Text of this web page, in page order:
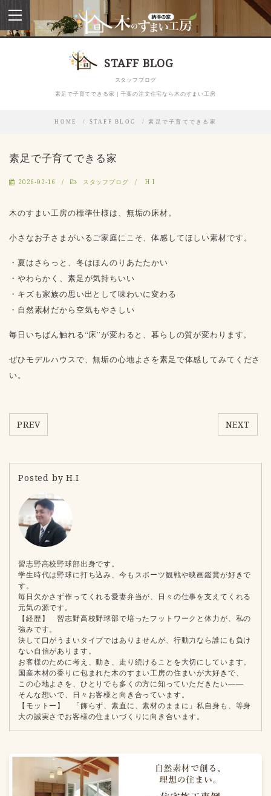
toggle
navigation
STAFF BLOG
スタッフブログ
素足で子育てできる家｜千葉の注文住宅なら木のすまい工房
HOME STAFF BLOG 素足で子育てできる家
素足で子育てできる家
2026-02-16 スタッフブログ H I
木のすまい工房の標準仕様は、 無垢の床材。
小さなお子さまがいるご家庭にこそ、体感してほしい素材です。
・夏はさらっと、冬はほんのりあたたかい
・やわらかく、素足が気持ちいい
・キズも家族の思い出として味わいに変わる
・自然素材だから空気もやさしい
毎日いちばん触れる“床”が変わると、暮らしの質が変わります。
ぜひモデルハウスで、無垢の心地よさを素足で体感してみてくださ
い。
PREV NEXT
Posted by H.I
習志野高校野球部出身です。
学生時代は野球に打ち込み、今もスポーツ観戦や映画鑑賞が好きで
す。
毎日欠かさず作ってくれる愛妻弁当が、日々の仕事を支えてくれる
元気の源です。
【経歴】 習志野高校野球部で培ったフットワークと体力が、私の
強みです。
決して口がうまいタイプではありませんが、行動力なら誰にも負け
ない自信があります。
お客様のために考え、動き、走り続けることを大切にしています。
国産木材の香りに包まれた木のすまい工房の住まいが大好きで、
この心地よさを、ひとりでも多くの方に知っていただきたい——
そんな想いで、日々お客様と向き合っています。
【モットー】 「飾らず、素直に、素材のままに」私自身も、等身
大の誠実さでお客様の住まいづくりに向き合います。